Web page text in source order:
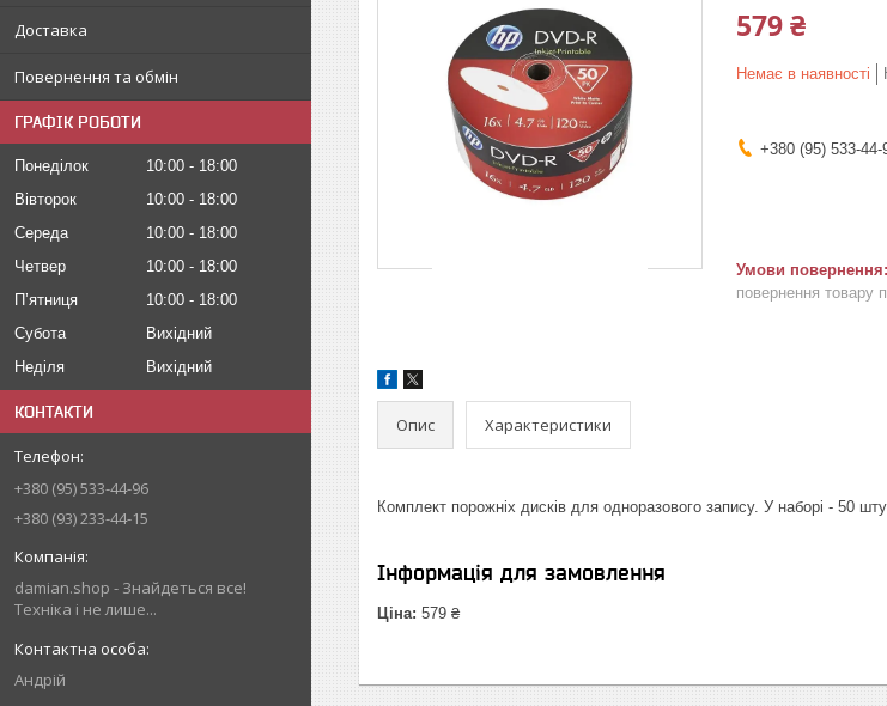
Доставка
Повернення та обмін
ГРАФІК РОБОТИ
Понеділок 10:00
18:00
Вівторок
10:00
18:00
Середа
10:00
18:00
Четвер
10:00
18:00
Пʼятниця
10:00
18:00
Субота
Вихідний
Неділя
Вихідний
КОНТАКТИ
+380 (95) 533-44-96
+380 (93) 233-44-15
damian.shop - Знайдеться все!
Техніка і не лише...
Андрій
579 ₴
Немає в наявності
+380 (95) 533-44-
повернення товару
Опис Характеристики
Комплект порожніх дисків для одноразового запису. У наборі - 50
Інформація для замовлення
Ціна: 579 ₴